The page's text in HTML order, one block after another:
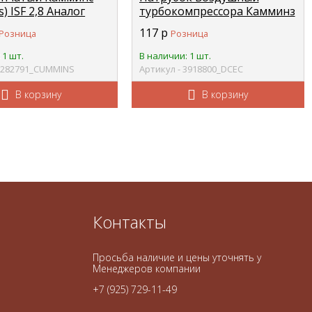
ISF 2,8 Аналог
5443207/4980384
Розница
шт.
В корзину
турбокомпрессора Камминз
6BT DCEC 3918800
117 р Розница
В наличии: 1 шт.
Артикул - 3918800_DCEC
В корзину
Контакты
Просьба наличие и цены уточнять у
Менеджеров компании
+7 (925) 729-11-49